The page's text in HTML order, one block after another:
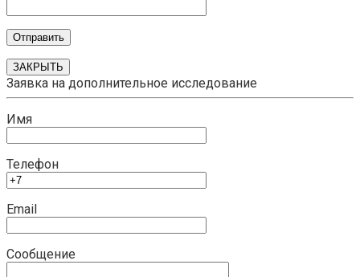
ЗАКРЫТЬ
Заявка на дополнительное исследование
Имя
Телефон
Email
Сообщение